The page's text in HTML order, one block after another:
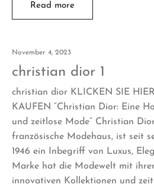
Read more
November 4, 2023
christian dior 1
christian dior KLICKEN SIE
KAUFEN “Christian Dior: Eine
und zeitlose Mode” Christian
französische Modehaus, ist seit
1946 ein Inbegriff von Luxus,
Marke hat die Modewelt mit
innovativen Kollektionen und